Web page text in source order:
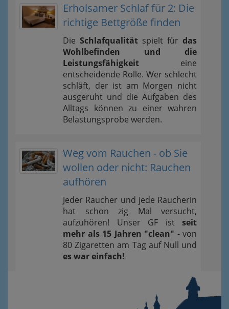
Erholsamer Schlaf für 2: Die
richtige Bettgröße finden
Die Schlafqualität spielt für das
Wohlbefinden und die
Leistungsfähigkeit eine
entscheidende Rolle. Wer schlecht
schläft, der ist am Morgen nicht
ausgeruht und die Aufgaben des
Alltags können zu einer wahren
Belastungsprobe werden.
Weg vom Rauchen - ob Sie
wollen oder nicht: Rauchen
aufhören
Jeder Raucher und jede Raucherin
hat schon zig Mal versucht,
aufzuhören! Unser GF ist seit
mehr als 15 Jahren "clean" - von
80 Zigaretten am Tag auf Null und
es war einfach!